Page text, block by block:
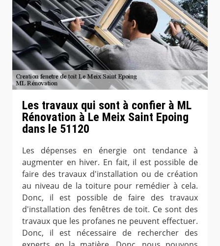
Les travaux qui sont à confier à ML
Rénovation à Le Meix Saint Epoing
dans le 51120
Les dépenses en énergie ont tendance à
augmenter en hiver. En fait, il est possible de
faire des travaux d'installation ou de création
au niveau de la toiture pour remédier à cela.
Donc, il est possible de faire des travaux
d'installation des fenêtres de toit. Ce sont des
travaux que les profanes ne peuvent effectuer.
Donc, il est nécessaire de rechercher des